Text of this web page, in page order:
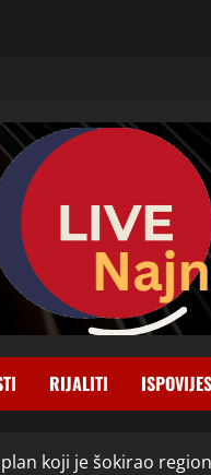
RIJALITI
koji je šokirao